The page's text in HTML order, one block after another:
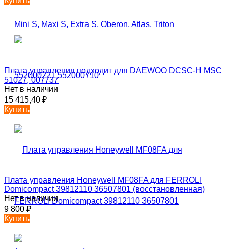
Плата управления подходит для DAEWOO DCSC-H MSC
51027, 007737
Нет в наличии
15 415,40 ₽
Купить
Плата управления Honeywell MF08FA для FERROLI
Domicompact 39812110 36507801 (восстановленная)
Нет в наличии
9 800 ₽
Купить